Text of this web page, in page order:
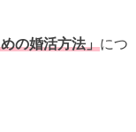
の婚活方法」につ